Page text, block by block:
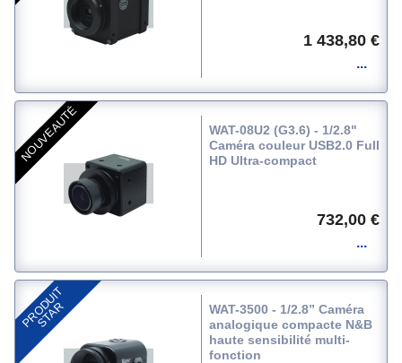
1 438,80 €
NOUVEAUTÉ
WAT-08U2 (G3.6) - 1/2.8"
Caméra couleur USB2.0 Full
HD Ultra-compact
732,00 €
P
R
O
D
U
I
T
S
T
A
R
WAT-3500 - 1/2.8” Caméra
analogique compacte N&B
haute sensibilité multi-
fonction